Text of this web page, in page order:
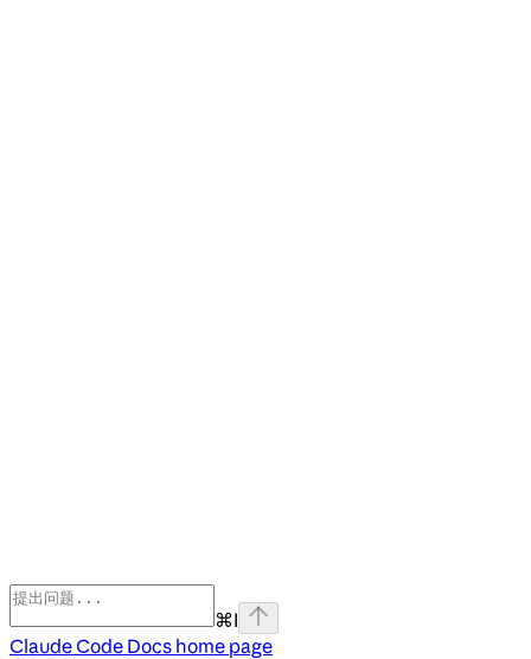
⌘I
Claude Code Docs home page